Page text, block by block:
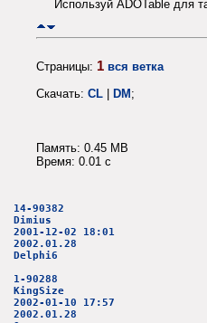
Используй ADOTable для
Страницы: 1 вся ветка
Скачать: CL | DM;
Память: 0.45 MB
Время: 0.01 c
14-90382
Dimius
2001-12-02 18:01
2002.01.28
Delphi6
1-90288
KingSize
2002-01-10 17:57
2002.01.28